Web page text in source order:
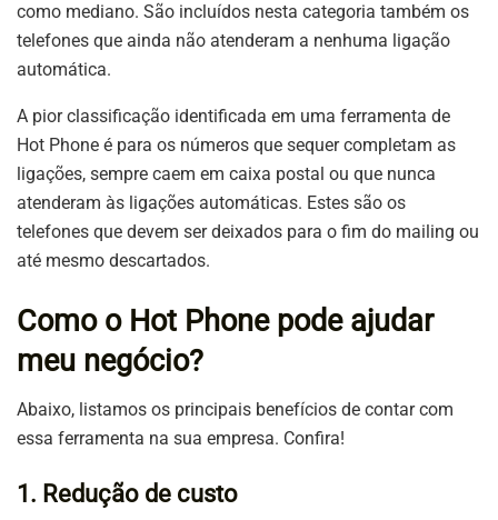
como mediano. São incluídos nesta categoria também os
telefones que ainda não atenderam a nenhuma ligação
automática.
A pior classificação identificada em uma ferramenta de
Hot Phone é para os números que sequer completam as
ligações, sempre caem em caixa postal ou que nunca
atenderam às ligações automáticas. Estes são os
telefones que devem ser deixados para o fim do mailing ou
até mesmo descartados.
Como o Hot Phone pode ajudar
meu negócio?
Abaixo, listamos os principais benefícios de contar com
essa ferramenta na sua empresa. Confira!
1. Redução de custo